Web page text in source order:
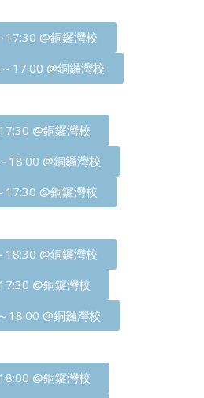
17:30 @銅鑼灣校
17:00 @銅鑼灣校
@銅鑼灣校
18:00 @銅鑼灣校
17:30 @銅鑼灣校
18:30 @銅鑼灣校
@銅鑼灣校
18:00 @銅鑼灣校
@銅鑼灣校